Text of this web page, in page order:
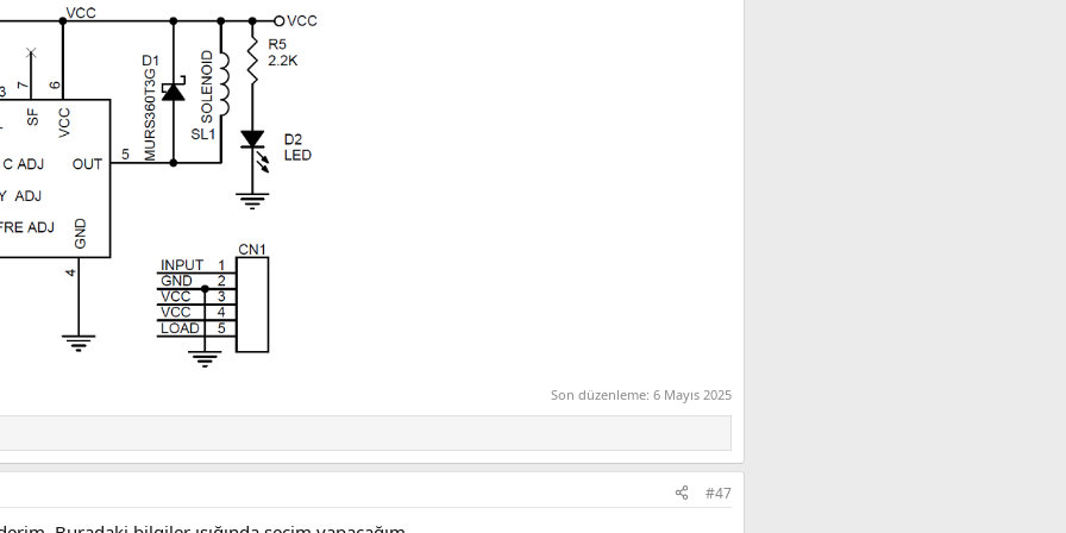
Son düzenleme: 6 Mayıs 2025
#47